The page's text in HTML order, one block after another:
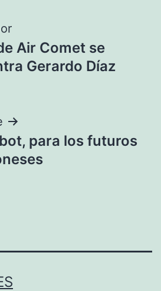
Air Comet se
Gerardo Díaz
para los futuros